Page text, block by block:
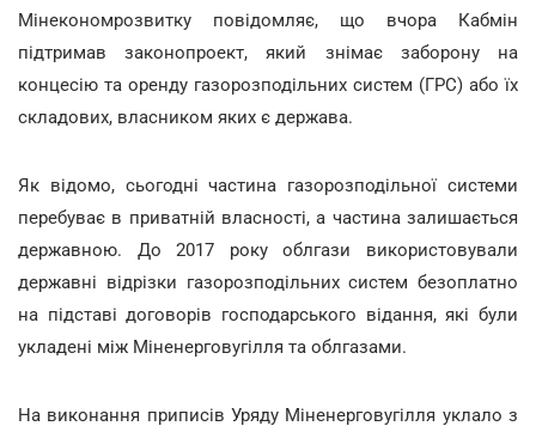
Мінекономрозвитку повідомляє, що вчора Кабмін
підтримав законопроект, який знімає заборону на
концесію та оренду газорозподільних систем (ГРС) або їх
складових, власником яких є держава.
Як відомо, сьогодні частина газорозподільної системи
перебуває в приватній власності, а частина залишається
державною. До 2017 року облгази використовували
державні відрізки газорозподільних систем безоплатно
на підставі договорів господарського відання, які були
укладені між Міненерговугілля та облгазами.
На виконання приписів Уряду Міненерговугілля уклало з